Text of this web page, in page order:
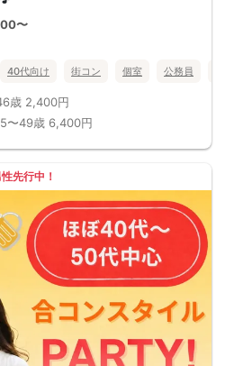
〜
40代向け 街コン 個室 公務員
歳 2,400円
〜49歳 6,400円
先行中！